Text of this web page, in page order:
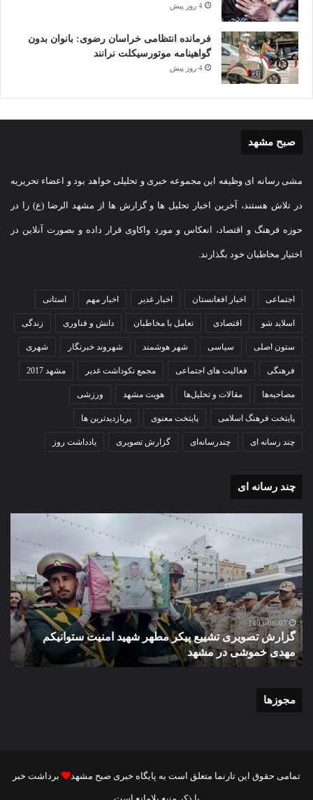
4 روز پیش
فرمانده انتظامی خراسان رضوی: بانوان بدون
گواهینامه موتورسیکلت نرانند
4 روز پیش
صبح مشهد
مشی رسانه ای وظیفه این مجموعه خبری و تحلیلی خواهد بود و اعضاء تحریریه
در تلاش هستند، آخرین اخبار تحلیل ها و گزارش ها از مشهد الرضا (ع) را در
حوزه فرهنگ و اقتصاد، انعکاس و مورد واکاوی قرار داده و بصورت آنلاین در
اختیار مخاطبان خود بگذارند.
اجتماعی اخبار افغانستان اخبار غدیر اخبار مهم استانی
اسلاید شو اقتصادی تعامل با مخاطبان دانش و فناوری زندگی
ستون اصلی سیاسی شهر هوشمند شهروند خبرنگار شهری
فرهنگی فعالیت های اجتماعی مجمع نکوداشت غدیر مشهد 2017
مصاحبه‌ها مقالات و تحلیل‌ها هویت مشهد ورزشی
پایتخت فرهنگ اسلامی پایتخت معنوی پربازدیدترین ها
چند رسانه ای چندرسانه‌ای گزارش تصویری یادداشت روز
چند رسانه ای
تشییع
پیکر
مطهر
شهید
امنیت
ستوانیکم
مهدی
خموشی
در
1403-08-07
گزارش تصویری تشییع پیکر مطهر شهید امنیت ستوانیکم
مهدی خموشی در مشهد
با
مجوزها
تمامی حقوق این تارنما متعلق است به پایگاه خبری صبح مشهد برداشت خبر